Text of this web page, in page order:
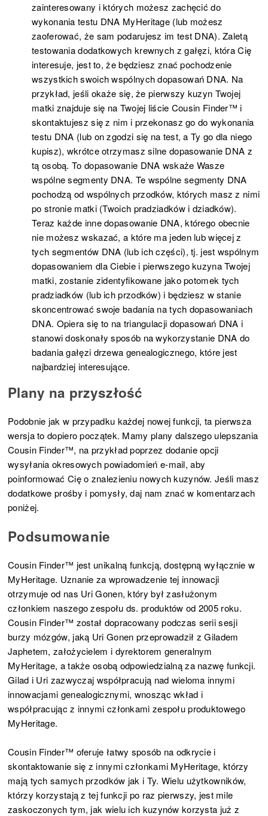
zainteresowany i których możesz zachęcić do
wykonania testu DNA MyHeritage (lub możesz
zaoferować, że sam podarujesz im test DNA). Zaletą
testowania dodatkowych krewnych z gałęzi, która Cię
interesuje, jest to, że będziesz znać pochodzenie
wszystkich swoich wspólnych dopasowań DNA. Na
przykład, jeśli okaże się, że pierwszy kuzyn Twojej
matki znajduje się na Twojej liście Cousin Finder™ i
skontaktujesz się z nim i przekonasz go do wykonania
testu DNA (lub on zgodzi się na test, a Ty go dla niego
kupisz), wkrótce otrzymasz silne dopasowanie DNA z
tą osobą. To dopasowanie DNA wskaże Wasze
wspólne segmenty DNA. Te wspólne segmenty DNA
pochodzą od wspólnych przodków, których masz z nimi
po stronie matki (Twoich pradziadków i dziadków).
Teraz każde inne dopasowanie DNA, którego obecnie
nie możesz wskazać, a które ma jeden lub więcej z
tych segmentów DNA (lub ich części), tj. jest wspólnym
dopasowaniem dla Ciebie i pierwszego kuzyna Twojej
matki, zostanie zidentyfikowane jako potomek tych
pradziadków (lub ich przodków) i będziesz w stanie
skoncentrować swoje badania na tych dopasowaniach
DNA. Opiera się to na triangulacji dopasowań DNA i
stanowi doskonały sposób na wykorzystanie DNA do
badania gałęzi drzewa genealogicznego, które jest
najbardziej interesujące.
Plany na przyszłość
Podobnie jak w przypadku każdej nowej funkcji, ta pierwsza
wersja to dopiero początek. Mamy plany dalszego ulepszania
Cousin Finder™, na przykład poprzez dodanie opcji
wysyłania okresowych powiadomień e-mail, aby
poinformować Cię o znalezieniu nowych kuzynów. Jeśli masz
dodatkowe prośby i pomysły, daj nam znać w komentarzach
poniżej.
Podsumowanie
Cousin Finder™ jest unikalną funkcją, dostępną wyłącznie w
MyHeritage. Uznanie za wprowadzenie tej innowacji
otrzymuje od nas Uri Gonen, który był zasłużonym
członkiem naszego zespołu ds. produktów od 2005 roku.
Cousin Finder™ został dopracowany podczas serii sesji
burzy mózgów, jaką Uri Gonen przeprowadził z Giladem
Japhetem, założycielem i dyrektorem generalnym
MyHeritage, a także osobą odpowiedzialną za nazwę funkcji.
Gilad i Uri zazwyczaj współpracują nad wieloma innymi
innowacjami genealogicznymi, wnosząc wkład i
współpracując z innymi członkami zespołu produktowego
MyHeritage.
Cousin Finder™ oferuje łatwy sposób na odkrycie i
skontaktowanie się z innymi członkami MyHeritage, którzy
mają tych samych przodków jak i Ty. Wielu użytkowników,
którzy korzystają z tej funkcji po raz pierwszy, jest mile
zaskoczonych tym, jak wielu ich kuzynów korzysta już z